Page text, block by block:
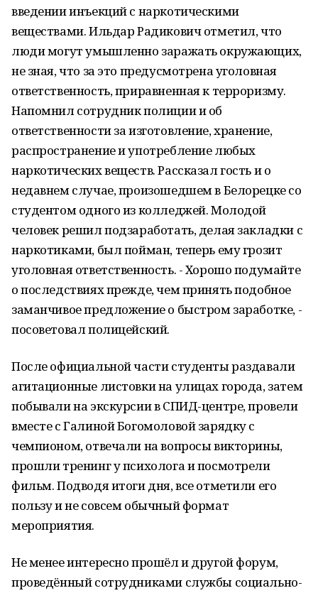
введении инъекций с наркотическими
веществами. Ильдар Радикович отметил, что
люди могут умышленно заражать окружающих,
не зная, что за это предусмотрена уголовная
ответственность, приравненная к терроризму.
Напомнил сотрудник полиции и об
ответственности за изготовление, хранение,
распространение и употребление любых
наркотических веществ. Рассказал гость и о
недавнем случае, произошедшем в Белорецке со
студентом одного из колледжей. Молодой
человек решил подзаработать, делая закладки с
наркотиками, был пойман, теперь ему грозит
уголовная ответственность. - Хорошо подумайте
о последствиях прежде, чем принять подобное
заманчивое предложение о быстром заработке, -
посоветовал полицейский.
После официальной части студенты раздавали
агитационные листовки на улицах города, затем
побывали на экскурсии в СПИД-центре, провели
вместе с Галиной Богомоловой зарядку с
чемпионом, отвечали на вопросы викторины,
прошли тренинг у психолога и посмотрели
фильм. Подводя итоги дня, все отметили его
пользу и не совсем обычный формат
мероприятия.
Не менее интересно прошёл и другой форум,
проведённый сотрудниками службы социально-